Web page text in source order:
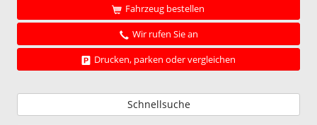
Fahrzeug bestellen
Wir rufen Sie an
Drucken, parken oder vergleichen
Schnellsuche